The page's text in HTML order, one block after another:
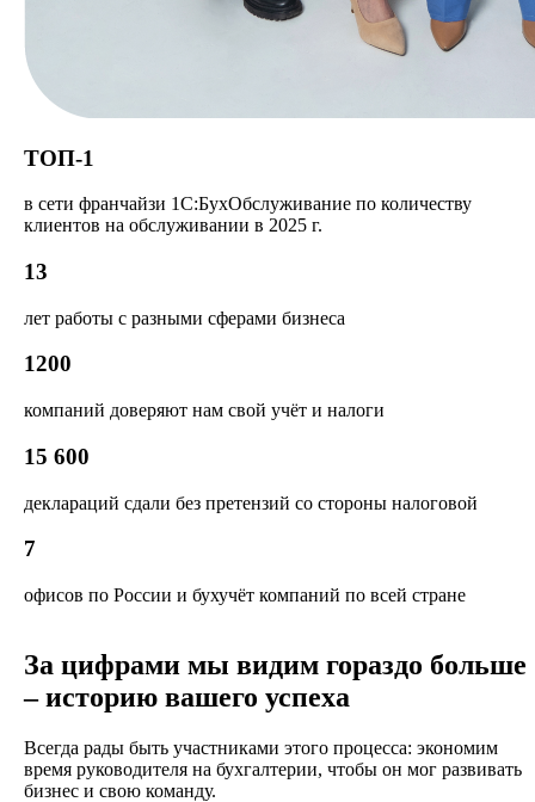
ТОП-1
в сети франчайзи 1С:БухОбслуживание по количеству
клиентов на обслуживании в 2025 г.
13
лет работы с разными сферами бизнеса
1200
компаний доверяют нам свой учёт и налоги
15 600
деклараций сдали без претензий со стороны налоговой
7
офисов по России и бухучёт компаний по всей стране
За цифрами мы видим гораздо больше
– историю вашего успеха
Всегда рады быть участниками этого процесса: экономим
время руководителя на бухгалтерии, чтобы он мог развивать
бизнес и свою команду.